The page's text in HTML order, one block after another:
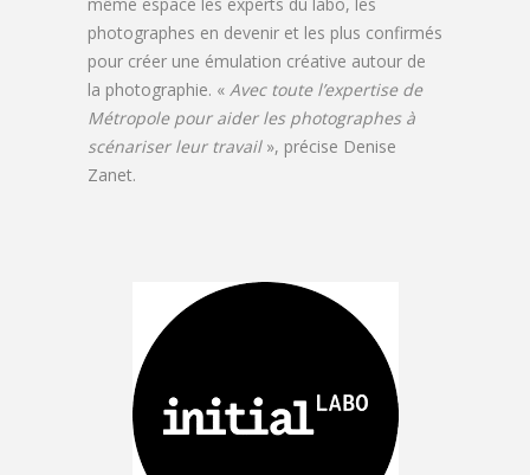
photographes en devenir et les plus confirmés
pour créer une émulation créative autour de
la photographie. « Avec toute l’expertise de
Métropole pour aider les photographes à
scénariser leur travail», précise Denise
Zanet.